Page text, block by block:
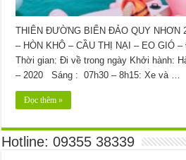
THIÊN ĐƯỜNG BIỂN ĐẢO QUY NHƠN
– HÒN KHÔ – CẦU THỊ NẠI – EO GIÓ
Thời gian: Đi về trong ngày Khởi hành:
– 2020 Sáng : 07h30 – 8h15: Xe và …
Đọc thêm »
Hotline: 09355 38339